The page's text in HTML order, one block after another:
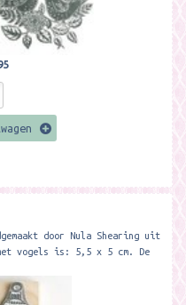
door Nula Shearing uit
vogels is: 5,5 x 5 cm. De